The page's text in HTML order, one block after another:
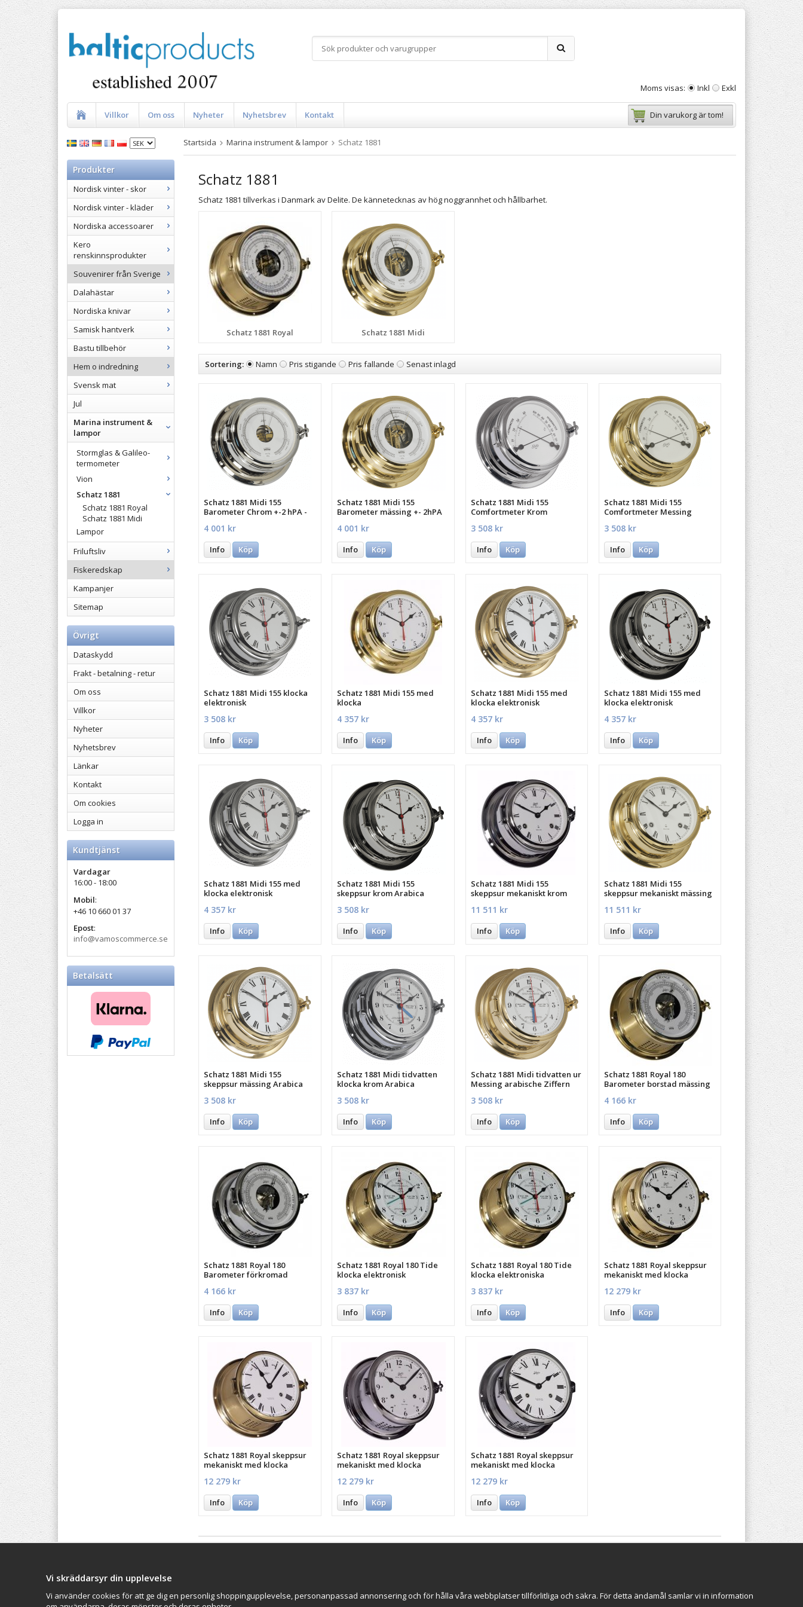
Moms visas: Inkl Exkl
Villkor Om oss Nyheter Nyhetsbrev Kontakt Din varukorg är tom!
Produkter
Nordisk vinter - skor
Nordisk vinter - kläder
Nordiska accessoarer
Kero
renskinnsprodukter
Souvenirer från Sverige
Dalahästar
Nordiska knivar
Samisk hantverk
Bastu tillbehör
Hem o indredning
Svensk mat
Jul
Marina instrument &
lampor
Stormglas & Galileo-
termometer
Vion
Schatz 1881
Schatz 1881 Royal
Schatz 1881 Midi
Lampor
Friluftsliv
Fiskeredskap
Kampanjer
Sitemap
Övrigt
Dataskydd
Frakt - betalning - retur
Om oss
Villkor
Nyheter
Nyhetsbrev
Länkar
Kontakt
Om cookies
Logga in
Kundtjänst
Vardagar
16:00 - 18:00
Mobil:
+46 10 660 01 37
Epost:
info@vamoscommerce.se
Betalsätt
Startsida Marina instrument & lampor Schatz 1881
Schatz 1881
Schatz 1881 tillverkas i Danmark av Delite. De kännetecknas av hög noggrannhet och hållbarhet.
Schatz 1881 Royal Schatz 1881 Midi
Sortering: Namn Pris stigande Pris fallande Senast inlagd
Schatz 1881 Midi 155
Barometer Chrom +-2 hPA -
4 001 kr
Info Köp
Schatz 1881 Midi 155
Barometer mässing +- 2hPA
4 001 kr
Info Köp
Schatz 1881 Midi 155
Comfortmeter Krom
3 508 kr
Info Köp
Schatz 1881 Midi 155
Comfortmeter Messing
3 508 kr
Info Köp
Schatz 1881 Midi 155 klocka
elektronisk
3 508 kr
Info Köp
Schatz 1881 Midi 155 med
klocka
4 357 kr
Info Köp
Schatz 1881 Midi 155 med
klocka elektronisk
4 357 kr
Info Köp
Schatz 1881 Midi 155 med
klocka elektronisk
4 357 kr
Info Köp
Schatz 1881 Midi 155 med
klocka elektronisk
4 357 kr
Info Köp
Schatz 1881 Midi 155
skeppsur krom Arabica
3 508 kr
Info Köp
Schatz 1881 Midi 155
skeppsur mekaniskt krom
11 511 kr
Info Köp
Schatz 1881 Midi 155
skeppsur mekaniskt mässing
11 511 kr
Info Köp
Schatz 1881 Midi 155
skeppsur mässing Arabica
3 508 kr
Info Köp
Schatz 1881 Midi tidvatten
klocka krom Arabica
3 508 kr
Info Köp
Schatz 1881 Midi tidvatten ur
Messing arabische Ziffern
3 508 kr
Info Köp
Schatz 1881 Royal 180
Barometer borstad mässing
4 166 kr
Info Köp
Schatz 1881 Royal 180
Barometer förkromad
4 166 kr
Info Köp
Schatz 1881 Royal 180 Tide
klocka elektronisk
3 837 kr
Info Köp
Schatz 1881 Royal 180 Tide
klocka elektroniska
3 837 kr
Info Köp
Schatz 1881 Royal skeppsur
mekaniskt med klocka
12 279 kr
Info Köp
Schatz 1881 Royal skeppsur
mekaniskt med klocka
12 279 kr
Info Köp
Schatz 1881 Royal skeppsur
mekaniskt med klocka
12 279 kr
Info Köp
Schatz 1881 Royal skeppsur
mekaniskt med klocka
12 279 kr
Info Köp
Balticproducts.eu- Your
Northern European online
VAMOS Commerce AB
Vi skräddarsyr din upplevelse
Vi använder cookies för att ge dig en personlig shoppingupplevelse, personanpassad annonsering och för hålla våra webbplatser tillförlitliga och säkra. För detta ändamål samlar vi in information